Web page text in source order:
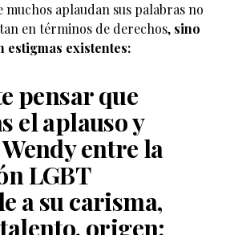
muchos aplaudan sus palabras no
en términos de derechos,sino
existentes:
pensar que
el aplauso y
entre la
LGBT
a su carisma,
origen;